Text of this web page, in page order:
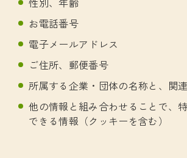
お電話番号
電子メールアドレス
ご住所、郵便番号
所属する企業・団体の名称と、関
他の情報と組み合わせることで、
できる情報（クッキーを含む）